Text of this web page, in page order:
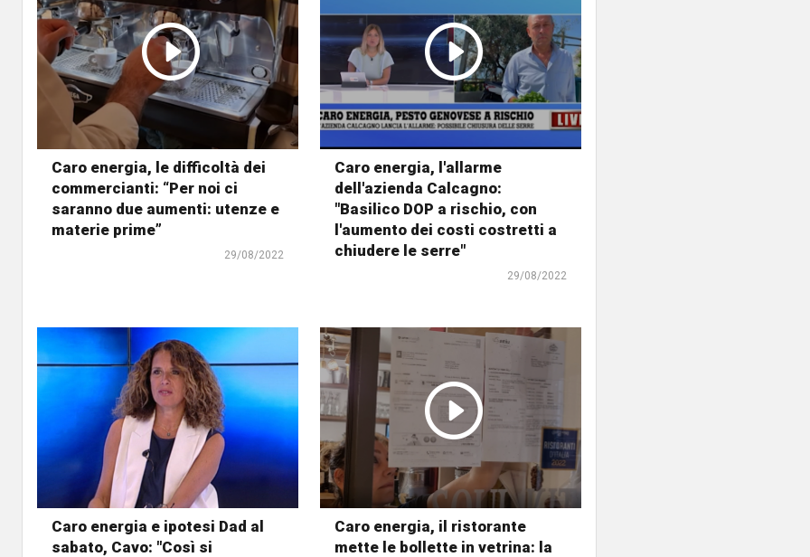
Caro energia, le difficoltà dei
commercianti: “Per noi ci
saranno due aumenti: utenze e
materie prime”
29/08/2022
Caro energia, l'allarme
dell'azienda Calcagno:
"Basilico DOP a rischio, con
l'aumento dei costi costretti a
chiudere le serre"
29/08/2022
Caro energia e ipotesi Dad al
sabato, Cavo: "Così si
Caro energia, il ristorante
mette le bollette in vetrina: la